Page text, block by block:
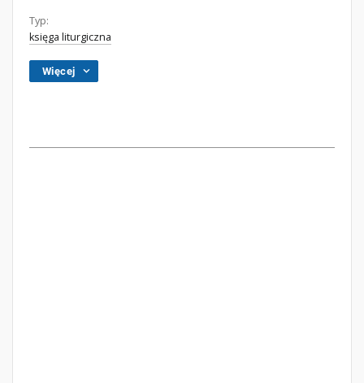
Typ:
księga liturgiczna
Więcej